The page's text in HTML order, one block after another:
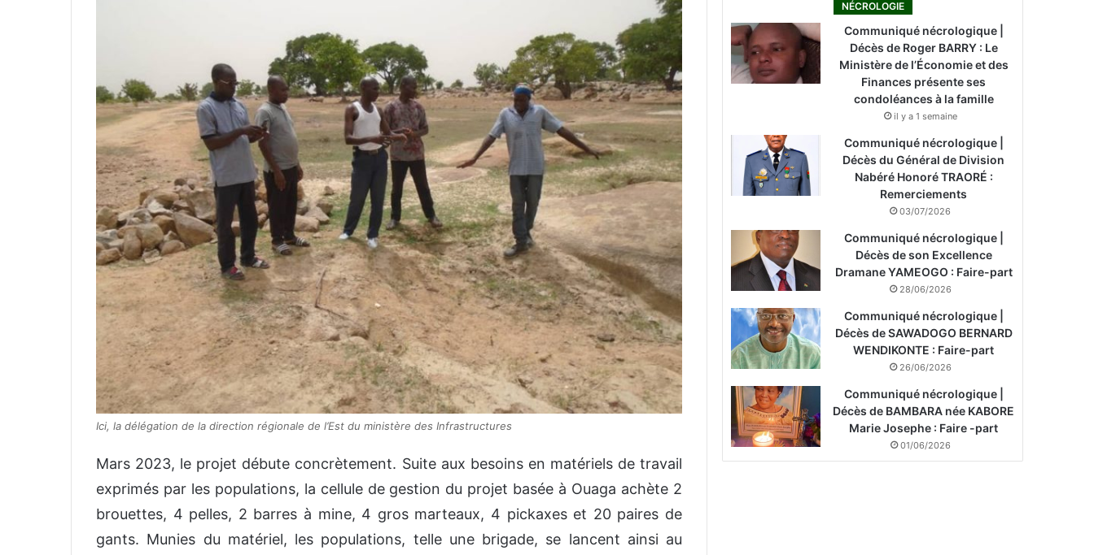
Ici, la délégation de la direction régionale de l’Est du ministère des Infrastructures
Mars 2023, le projet débute concrètement. Suite aux besoins en matériels de travail
exprimés par les populations, la cellule de gestion du projet basée à Ouaga achète 2
brouettes, 4 pelles, 2 barres à mine, 4 gros marteaux, 4 pickaxes et 20 paires de
gants. Munies du matériel, les populations, telle une brigade, se lancent ainsi au
NÉCROLOGIE
Communiqué nécrologique |
Décès de Roger BARRY : Le
Ministère de l’Économie et des
Finances présente ses
condoléances à la famille
il y a 1 semaine
Communiqué nécrologique |
Décès du Général de Division
Nabéré Honoré TRAORÉ :
Remerciements
03/07/2026
Communiqué nécrologique |
Décès de son Excellence
Dramane YAMEOGO : Faire-part
28/06/2026
Communiqué nécrologique |
Décès de SAWADOGO BERNARD
WENDIKONTE : Faire-part
26/06/2026
Communiqué nécrologique |
Décès de BAMBARA née KABORE
Marie Josephe : Faire -part
01/06/2026